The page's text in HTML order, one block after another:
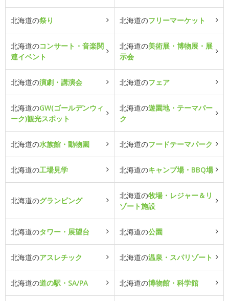
北海道の祭り 北海道のフリーマーケット
北海道のコンサート・音楽関
連イベント
北海道の美術展・博物展・展
示会
北海道の演劇・講演会 北海道のフェア
北海道のGW(ゴールデンウィ
ーク)観光スポット
北海道の遊園地・テーマパー
ク
北海道の水族館・動物園 北海道のフードテーマパーク
北海道の工場見学 北海道のキャンプ場・BBQ場
北海道のグランピング
北海道の牧場・レジャー＆リ
ゾート施設
北海道のタワー・展望台 北海道の公園
北海道のアスレチック 北海道の温泉・スパリゾート
北海道の道の駅・SA/PA 北海道の博物館・科学館